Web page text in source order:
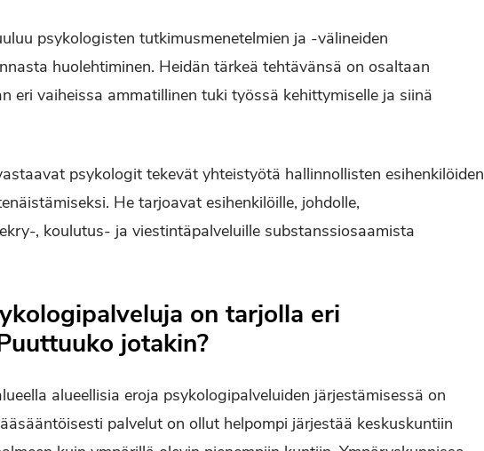
psykologisten tutkimusmenetelmien ja -välineiden
huolehtiminen. Heidän tärkeä tehtävänsä on osaltaan
eri vaiheissa ammatillinen tuki työssä kehittymiselle ja siinä
psykologit tekevät yhteistyötä hallinnollisten esihenkilöiden
He tarjoavat esihenkilöille, johdolle,
, koulutus- ja viestintäpalveluille substanssiosaamista
on tarjolla eri
jotakin?
alueellisia eroja psykologipalveluiden järjestämisessä on
palvelut on ollut helpompi järjestää keskuskuntiin